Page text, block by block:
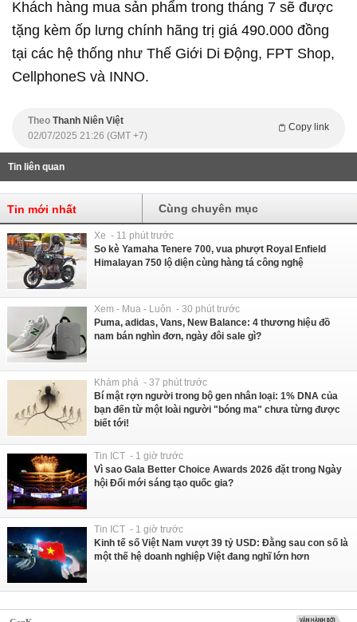
Khách hàng mua sản phẩm trong tháng 7 sẽ được
tặng kèm ốp lưng chính hãng trị giá 490.000 đồng
tại các hệ thống như Thế Giới Di Động, FPT Shop,
CellphoneS và INNO.
Theo Thanh Niên Việt
Copy link
02/07/2025 21:26 (GMT +7)
Tin liên quan
Tin mới nhất Cùng chuyên mục
Xe - 11 phút trước
So kè Yamaha Tenere 700, vua phượt Royal Enfield
Himalayan 750 lộ diện cùng hàng tá công nghệ
Xem - Mua - Luôn - 30 phút trước
Puma, adidas, Vans, New Balance: 4 thương hiệu đồ
nam bán nghìn đơn, ngày đôi sale gì?
Khám phá - 37 phút trước
Bí mật rợn người trong bộ gen nhân loại: 1% DNA của
bạn đến từ một loài người "bóng ma" chưa từng được
biết tới!
Tin ICT - 1 giờ trước
Vì sao Gala Better Choice Awards 2026 đặt trong Ngày
hội Đổi mới sáng tạo quốc gia?
Tin ICT - 1 giờ trước
Kinh tế số Việt Nam vượt 39 tỷ USD: Đằng sau con số là
một thế hệ doanh nghiệp Việt đang nghĩ lớn hơn